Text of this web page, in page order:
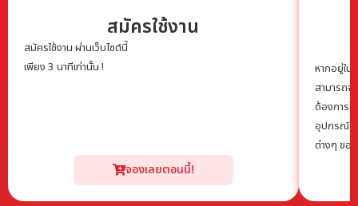
สมัครใช้งาน
สมัครใช้งาน ผ่านเว็บไซต์นี้
เพียง 3 นาทีเท่านั้น !
จองเลยตอนนี้!
หากอยู่ใน
สามารถ
ต้องการไ
อุปกรณ์ไ
ต่างๆ ขอ